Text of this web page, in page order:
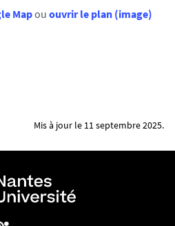
Mapou ouvrir le plan (image)
Mis à jour le 11 septembre 2025.